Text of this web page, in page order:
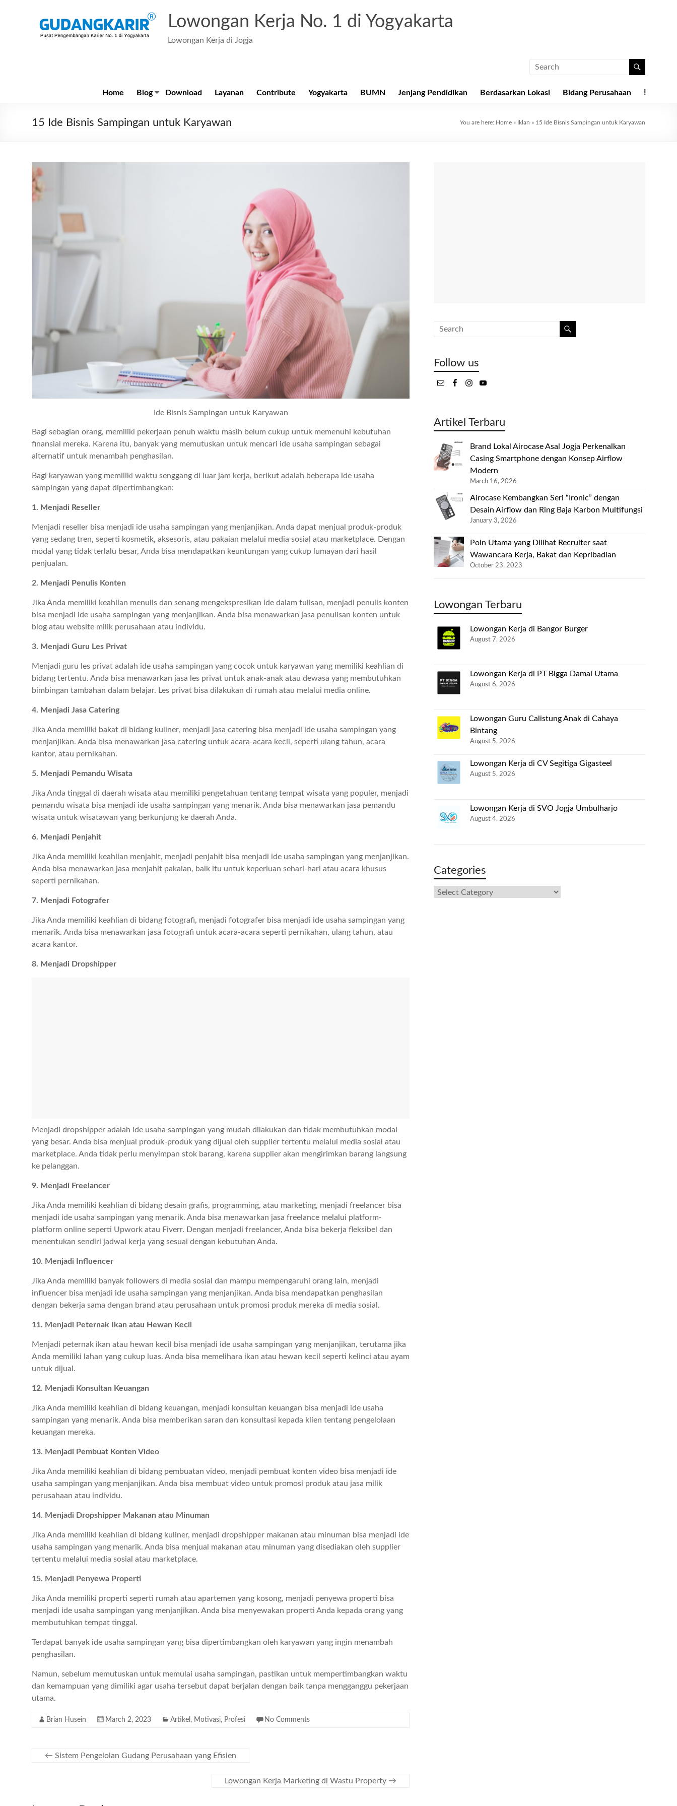
Lowongan Kerja No. 1 di Yogyakarta
Lowongan Kerja di Jogja
Home Blog Download Layanan Contribute Yogyakarta BUMN Jenjang Pendidikan Berdasarkan Lokasi Bidang Perusahaan
15 Ide Bisnis Sampingan untuk Karyawan You are here: Home » Iklan » 15 Ide Bisnis Sampingan untuk Karyawan
Ide Bisnis Sampingan untuk Karyawan
Bagi sebagian orang, memiliki pekerjaan penuh waktu masih belum cukup untuk memenuhi kebutuhan
finansial mereka. Karena itu, banyak yang memutuskan untuk mencari ide usaha sampingan sebagai
alternatif untuk menambah penghasilan.
Bagi karyawan yang memiliki waktu senggang di luar jam kerja, berikut adalah beberapa ide usaha
sampingan yang dapat dipertimbangkan:
1. Menjadi Reseller
Menjadi reseller bisa menjadi ide usaha sampingan yang menjanjikan. Anda dapat menjual produk-produk
yang sedang tren, seperti kosmetik, aksesoris, atau pakaian melalui media sosial atau marketplace. Dengan
modal yang tidak terlalu besar, Anda bisa mendapatkan keuntungan yang cukup lumayan dari hasil
penjualan.
2. Menjadi Penulis Konten
Jika Anda memiliki keahlian menulis dan senang mengekspresikan ide dalam tulisan, menjadi penulis konten
bisa menjadi ide usaha sampingan yang menjanjikan. Anda bisa menawarkan jasa penulisan konten untuk
blog atau website milik perusahaan atau individu.
3. Menjadi Guru Les Privat
Menjadi guru les privat adalah ide usaha sampingan yang cocok untuk karyawan yang memiliki keahlian di
bidang tertentu. Anda bisa menawarkan jasa les privat untuk anak-anak atau dewasa yang membutuhkan
bimbingan tambahan dalam belajar. Les privat bisa dilakukan di rumah atau melalui media online.
4. Menjadi Jasa Catering
Jika Anda memiliki bakat di bidang kuliner, menjadi jasa catering bisa menjadi ide usaha sampingan yang
menjanjikan. Anda bisa menawarkan jasa catering untuk acara-acara kecil, seperti ulang tahun, acara
kantor, atau pernikahan.
5. Menjadi Pemandu Wisata
Jika Anda tinggal di daerah wisata atau memiliki pengetahuan tentang tempat wisata yang populer, menjadi
pemandu wisata bisa menjadi ide usaha sampingan yang menarik. Anda bisa menawarkan jasa pemandu
wisata untuk wisatawan yang berkunjung ke daerah Anda.
6. Menjadi Penjahit
Jika Anda memiliki keahlian menjahit, menjadi penjahit bisa menjadi ide usaha sampingan yang menjanjikan.
Anda bisa menawarkan jasa menjahit pakaian, baik itu untuk keperluan sehari-hari atau acara khusus
seperti pernikahan.
7. Menjadi Fotografer
Jika Anda memiliki keahlian di bidang fotografi, menjadi fotografer bisa menjadi ide usaha sampingan yang
menarik. Anda bisa menawarkan jasa fotografi untuk acara-acara seperti pernikahan, ulang tahun, atau
acara kantor.
8. Menjadi Dropshipper
Menjadi dropshipper adalah ide usaha sampingan yang mudah dilakukan dan tidak membutuhkan modal
yang besar. Anda bisa menjual produk-produk yang dijual oleh supplier tertentu melalui media sosial atau
marketplace. Anda tidak perlu menyimpan stok barang, karena supplier akan mengirimkan barang langsung
ke pelanggan.
9. Menjadi Freelancer
Jika Anda memiliki keahlian di bidang desain grafis, programming, atau marketing, menjadi freelancer bisa
menjadi ide usaha sampingan yang menarik. Anda bisa menawarkan jasa freelance melalui platform-
platform online seperti Upwork atau Fiverr. Dengan menjadi freelancer, Anda bisa bekerja fleksibel dan
menentukan sendiri jadwal kerja yang sesuai dengan kebutuhan Anda.
10. Menjadi Influencer
Jika Anda memiliki banyak followers di media sosial dan mampu mempengaruhi orang lain, menjadi
influencer bisa menjadi ide usaha sampingan yang menjanjikan. Anda bisa mendapatkan penghasilan
dengan bekerja sama dengan brand atau perusahaan untuk promosi produk mereka di media sosial.
11. Menjadi Peternak Ikan atau Hewan Kecil
Menjadi peternak ikan atau hewan kecil bisa menjadi ide usaha sampingan yang menjanjikan, terutama jika
Anda memiliki lahan yang cukup luas. Anda bisa memelihara ikan atau hewan kecil seperti kelinci atau ayam
untuk dijual.
12. Menjadi Konsultan Keuangan
Jika Anda memiliki keahlian di bidang keuangan, menjadi konsultan keuangan bisa menjadi ide usaha
sampingan yang menarik. Anda bisa memberikan saran dan konsultasi kepada klien tentang pengelolaan
keuangan mereka.
13. Menjadi Pembuat Konten Video
Jika Anda memiliki keahlian di bidang pembuatan video, menjadi pembuat konten video bisa menjadi ide
usaha sampingan yang menjanjikan. Anda bisa membuat video untuk promosi produk atau jasa milik
perusahaan atau individu.
14. Menjadi Dropshipper Makanan atau Minuman
Jika Anda memiliki keahlian di bidang kuliner, menjadi dropshipper makanan atau minuman bisa menjadi ide
usaha sampingan yang menarik. Anda bisa menjual makanan atau minuman yang disediakan oleh supplier
tertentu melalui media sosial atau marketplace.
15. Menjadi Penyewa Properti
Jika Anda memiliki properti seperti rumah atau apartemen yang kosong, menjadi penyewa properti bisa
menjadi ide usaha sampingan yang menjanjikan. Anda bisa menyewakan properti Anda kepada orang yang
membutuhkan tempat tinggal.
Terdapat banyak ide usaha sampingan yang bisa dipertimbangkan oleh karyawan yang ingin menambah
penghasilan.
Namun, sebelum memutuskan untuk memulai usaha sampingan, pastikan untuk mempertimbangkan waktu
dan kemampuan yang dimiliki agar usaha tersebut dapat berjalan dengan baik tanpa mengganggu pekerjaan
utama.
Brian Husein March 2, 2023 Artikel , Motivasi, Profesi No Comments
← Sistem Pengelolan Gudang Perusahaan yang Efisien
Lowongan Kerja Marketing di Wastu Property →
Follow us
Artikel Terbaru
Brand Lokal Airocase Asal Jogja Perkenalkan
Casing Smartphone dengan Konsep Airflow
Modern
March 16, 2026
Airocase Kembangkan Seri “Ironic” dengan
Desain Airflow dan Ring Baja Karbon Multifungsi
January 3, 2026
Poin Utama yang Dilihat Recruiter saat
Wawancara Kerja, Bakat dan Kepribadian
October 23, 2023
Lowongan Terbaru
Lowongan Kerja di Bangor Burger
August 7, 2026
Lowongan Kerja di PT Bigga Damai Utama
August 6, 2026
Lowongan Guru Calistung Anak di Cahaya
Bintang
August 5, 2026
Lowongan Kerja di CV Segitiga Gigasteel
August 5, 2026
Lowongan Kerja di SVO Jogja Umbulharjo
August 4, 2026
Categories
Categories